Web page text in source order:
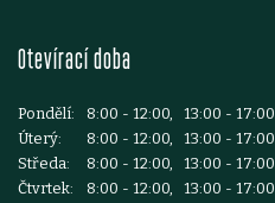
Otevírací doba
Pondělí:
8:00 - 12:00, 13:00 - 17:00
Úterý:
8:00 - 12:00, 13:00 - 17:00
Středa:
8:00 - 12:00, 13:00 - 17:00
Čtvrtek:
8:00 - 12:00, 13:00 - 17:00